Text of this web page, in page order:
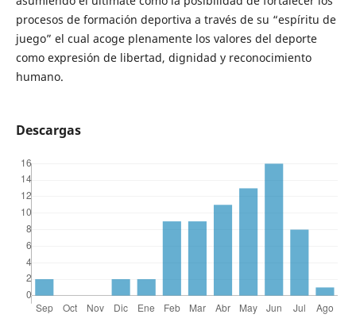
procesos de formación deportiva a través de su “espíritu de
juego” el cual acoge plenamente los valores del deporte
como expresión de libertad, dignidad y reconocimiento
humano.
Descargas